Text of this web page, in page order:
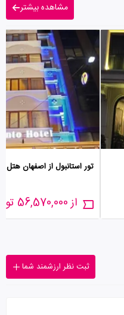
مشاهده بیشتر
تور استانبول از اصفهان هتل
از 56,570,000 تومان
ثبت نظر ارزشمند شما